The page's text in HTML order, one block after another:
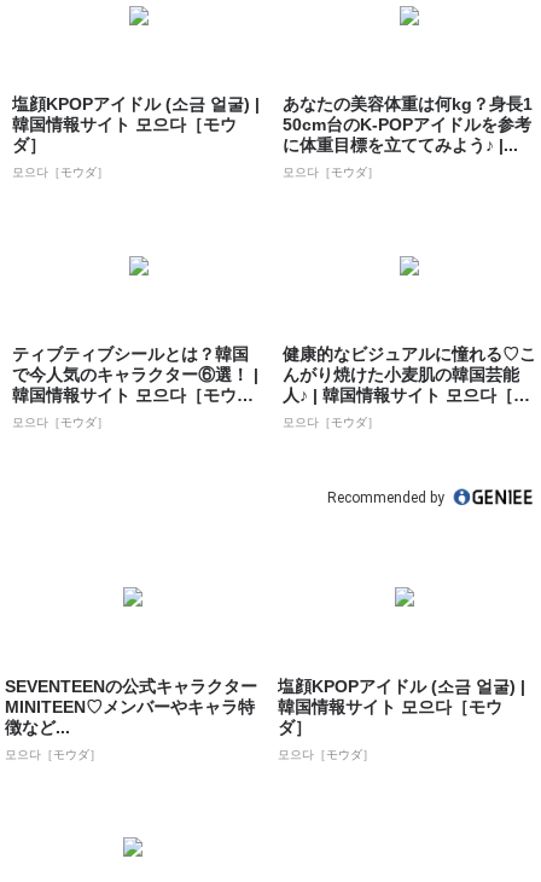
塩顔KPOPアイドル (소금 얼굴) |
韓国情報サイト 모으다［モウ
ダ］
모으다［モウダ］
あなたの美容体重は何kg？身長1
50cm台のK-POPアイドルを参考
に体重目標を立ててみよう♪ |...
모으다［モウダ］
ティブティブシールとは？韓国
で今人気のキャラクター⑥選！ |
韓国情報サイト 모으다［モウ
ダ］
모으다［モウダ］
健康的なビジュアルに憧れる♡こ
んがり焼けた小麦肌の韓国芸能
人♪ | 韓国情報サイト 모으다［モ
ウダ］
모으다［モウダ］
Recommended by
SEVENTEENの公式キャラクター
MINITEEN♡メンバーやキャラ特
徴など...
모으다［モウダ］
塩顔KPOPアイドル (소금 얼굴) |
韓国情報サイト 모으다［モウ
ダ］
모으다［モウダ］